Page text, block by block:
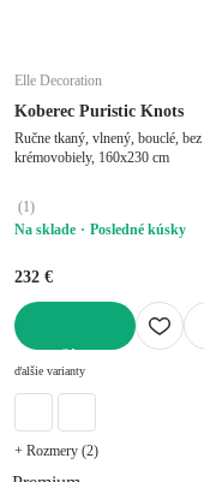
Elle Decoration
Koberec Puristic Knots
Ručne tkaný, vlnený, bouclé, bez
krémovobiely, 160x230 cm
(1)
Na sklade
Posledné kúsky
232 €
ďalšie varianty
+ Rozmery (2)